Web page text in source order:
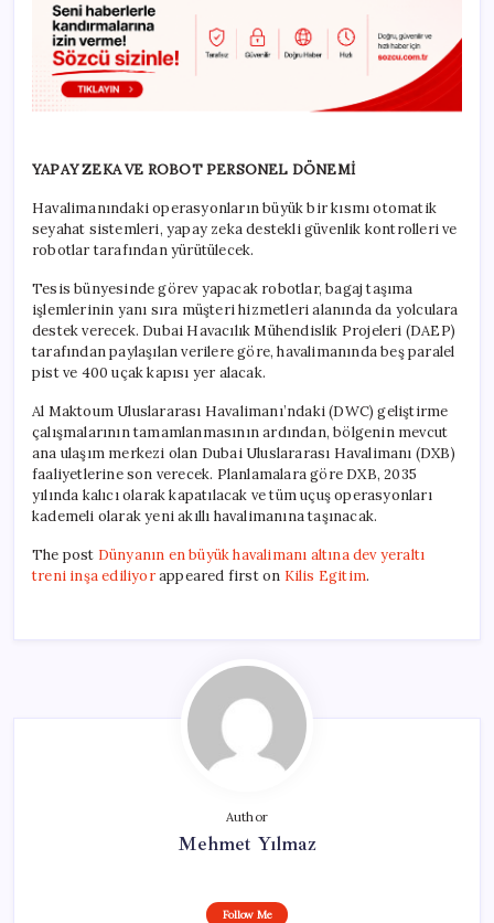
YAPAY ZEKA VE ROBOT PERSONEL DÖNEMİ
Havalimanındaki operasyonların büyük bir kısmı otomatik
seyahat sistemleri, yapay zeka destekli güvenlik kontrolleri ve
robotlar tarafından yürütülecek.
Tesis bünyesinde görev yapacak robotlar, bagaj taşıma
işlemlerinin yanı sıra müşteri hizmetleri alanında da yolculara
destek verecek. Dubai Havacılık Mühendislik Projeleri (DAEP)
tarafından paylaşılan verilere göre, havalimanında beş paralel
pist ve 400 uçak kapısı yer alacak.
Al Maktoum Uluslararası Havalimanı’ndaki (DWC) geliştirme
çalışmalarının tamamlanmasının ardından, bölgenin mevcut
ana ulaşım merkezi olan Dubai Uluslararası Havalimanı (DXB)
faaliyetlerine son verecek. Planlamalara göre DXB, 2035
yılında kalıcı olarak kapatılacak ve tüm uçuş operasyonları
kademeli olarak yeni akıllı havalimanına taşınacak.
The post Dünyanın en büyük havalimanı altına dev yeraltı
treni inşa ediliyorappeared first on Kilis Egitim.
Author
Mehmet Yılmaz
Follow Me